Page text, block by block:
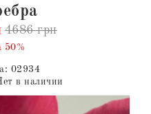
4686 грн
50%
02934
в наличии